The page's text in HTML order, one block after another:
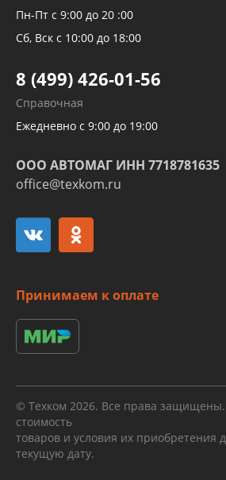
Рукавов компрессоров и турбин
Трубок кондиционеров
Развертка пайка медных стальных
алюминиевых трубок и штуцеров
Пн-Пт с 9:00 до 20 :00
Сб, Вск с 10:00 до 18:00
8 (499) 426-01-56
Справочная
Ежедневно с 9:00 до 19:00
ООО АВТОМАГ ИНН 7718781635
office@texkom.ru
Принимаем к оплате
© Техком 2026. Все права защищены.
стоимость
товаров и условия их приобретения
текущую дату.